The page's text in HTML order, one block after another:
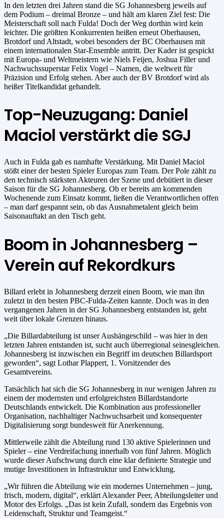
In den letzten drei Jahren stand die SG Johannesberg jeweils auf
dem Podium – dreimal Bronze – und hält am klaren Ziel fest: Die
Meisterschaft soll nach Fulda! Doch der Weg dorthin wird kein
leichter. Die größten Konkurrenten heißen erneut Oberhausen,
Brotdorf und Altstadt, wobei besonders der BC Oberhausen mit
einem internationalen Star-Ensemble antritt. Der Kader ist gespickt
mit Europa- und Weltmeistern wie Niels Feijen, Joshua Filler und
Nachwuchssuperstar Felix Vogel – Namen, die weltweit für
Präzision und Erfolg stehen. Aber auch der BV Brotdorf wird als
heißer Titelkandidat gehandelt.
Top-Neuzugang: Daniel
Maciol verstärkt die SGJ
Auch in Fulda gab es namhafte Verstärkung. Mit Daniel Maciol
stößt einer der besten Spieler Europas zum Team. Der Pole zählt zu
den technisch stärksten Akteuren der Szene und debütiert in dieser
Saison für die SG Johannesberg. Ob er bereits am kommenden
Wochenende zum Einsatz kommt, ließen die Verantwortlichen offen
– man darf gespannt sein, ob das Ausnahmetalent gleich beim
Saisonauftakt an den Tisch geht.
Boom in Johannesberg –
Verein auf Rekordkurs
Billard erlebt in Johannesberg derzeit einen Boom, wie man ihn
zuletzt in den besten PBC-Fulda-Zeiten kannte. Doch was in den
vergangenen Jahren in der SG Johannesberg entstanden ist, geht
weit über lokale Grenzen hinaus.
„Die Billardabteilung ist unser Aushängeschild – was hier in den
letzten Jahren entstanden ist, sucht auch überregional seinesgleichen.
Johannesberg ist inzwischen ein Begriff im deutschen Billardsport
geworden“, sagt Lothar Plappert, 1. Vorsitzender des
Gesamtvereins.
Tatsächlich hat sich die SG Johannesberg in nur wenigen Jahren zu
einem der modernsten und erfolgreichsten Billardstandorte
Deutschlands entwickelt. Die Kombination aus professioneller
Organisation, nachhaltiger Nachwuchsarbeit und konsequenter
Digitalisierung sorgt bundesweit für Anerkennung.
Mittlerweile zählt die Abteilung rund 130 aktive Spielerinnen und
Spieler – eine Verdreifachung innerhalb von fünf Jahren. Möglich
wurde dieser Aufschwung durch eine klar definierte Strategie und
mutige Investitionen in Infrastruktur und Entwicklung.
„Wir führen die Abteilung wie ein modernes Unternehmen – jung,
frisch, modern, digital“, erklärt Alexander Peer, Abteilungsleiter und
Motor des Erfolgs. „Das ist kein Zufall, sondern das Ergebnis von
Leidenschaft, Struktur und Teamgeist.“